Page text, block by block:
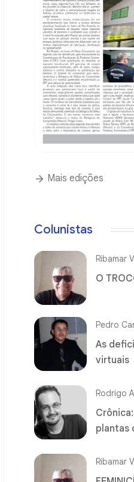
Mais edições
Colunistas
Ribamar
O
Pedro
As
virtuais
Rodrigo
plantas
Ribamar